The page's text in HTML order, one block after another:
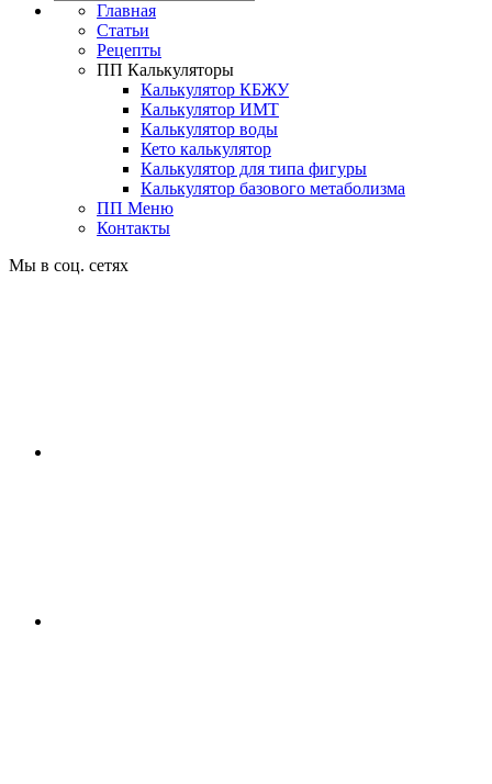
Главная
Статьи
Рецепты
ПП Калькуляторы
Калькулятор КБЖУ
Калькулятор ИМТ
Калькулятор воды
Кето калькулятор
Калькулятор для типа фигуры
Калькулятор базового метаболизма
ПП Меню
Контакты
Мы в соц. сетях